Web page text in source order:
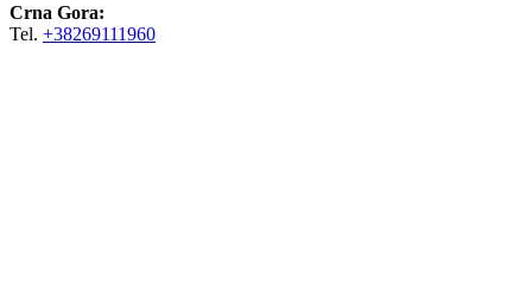
Crna Gora:
Tel. +38269111960